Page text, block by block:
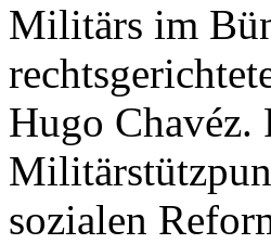
Militärs im
Hugo Chavéz.
sozialen